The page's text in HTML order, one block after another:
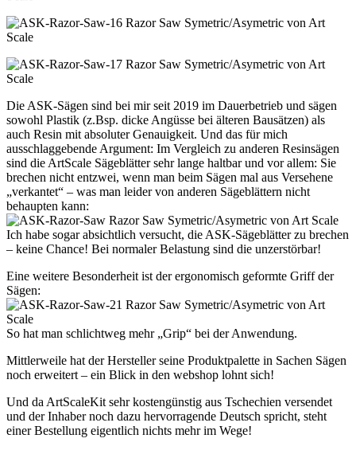
Die ASK-Sägen sind bei mir seit 2019 im Dauerbetrieb und sägen
sowohl Plastik (z.Bsp. dicke Angüsse bei älteren Bausätzen) als
auch Resin mit absoluter Genauigkeit. Und das für mich
ausschlaggebende Argument: Im Vergleich zu anderen Resinsägen
sind die ArtScale Sägeblätter sehr lange haltbar und vor allem: Sie
brechen nicht entzwei, wenn man beim Sägen mal aus Versehene
„verkantet“ – was man leider von anderen Sägeblättern nicht
behaupten kann:
Ich habe sogar absichtlich versucht, die ASK-Sägeblätter zu brechen
– keine Chance! Bei normaler Belastung sind die unzerstörbar!
Eine weitere Besonderheit ist der ergonomisch geformte Griff der
Sägen:
So hat man schlichtweg mehr „Grip“ bei der Anwendung.
Mittlerweile hat der Hersteller seine Produktpalette in Sachen Sägen
noch erweitert – ein Blick in den webshop lohnt sich!
Und da ArtScaleKit sehr kostengünstig aus Tschechien versendet
und der Inhaber noch dazu hervorragende Deutsch spricht, steht
einer Bestellung eigentlich nichts mehr im Wege!